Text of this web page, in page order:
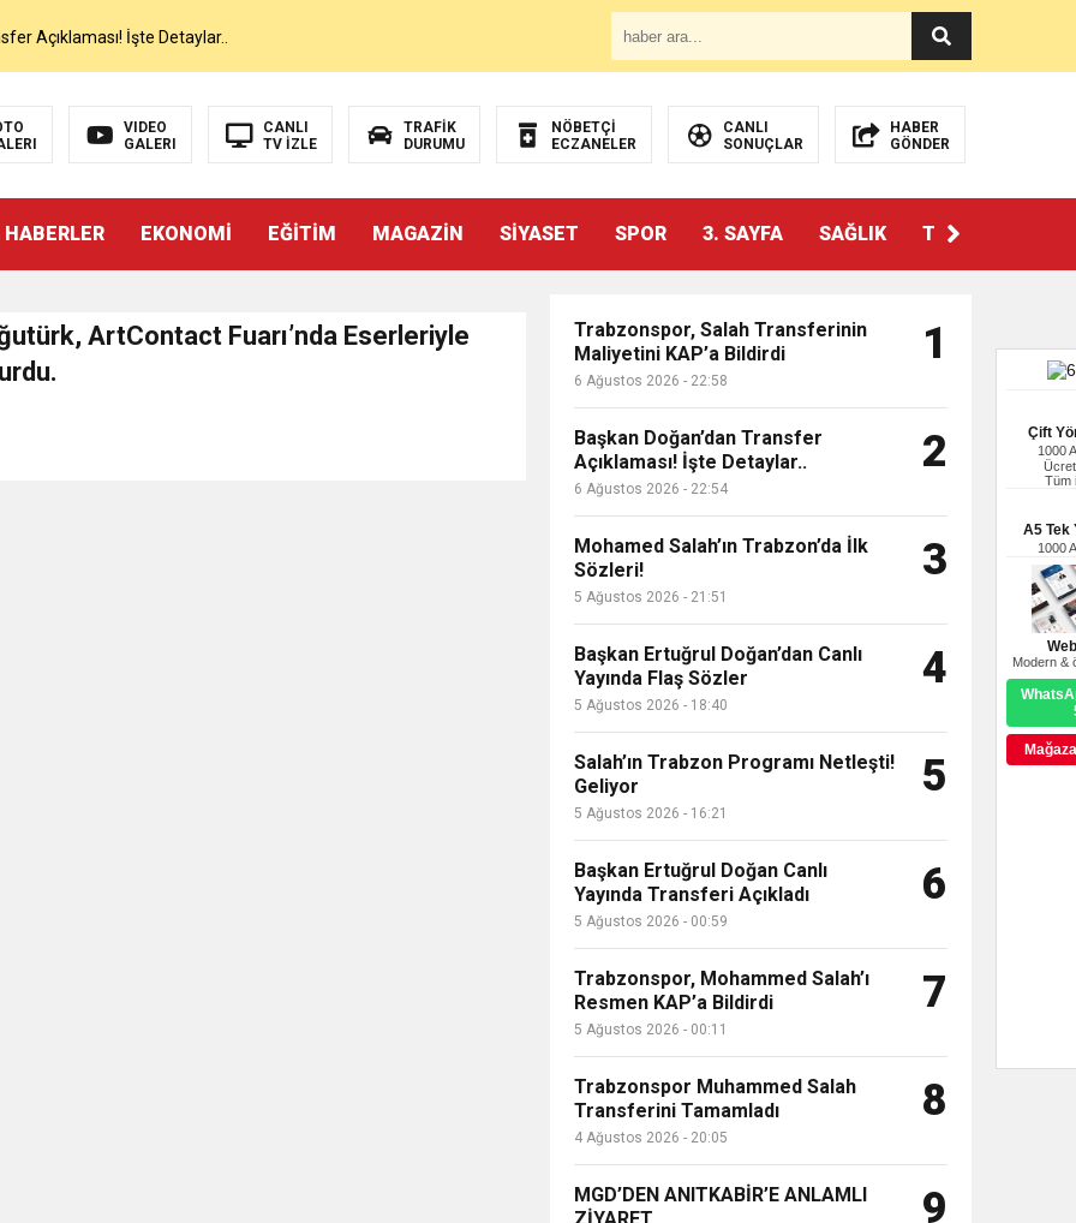
Çift
1000
Tüm
A5 Tek
1000
Modern &
Açıklaması! İşte Detaylar..
İlk Sözleri!
Yayında Transferi Açıkladı
VIDEO
GALERI
CANLI
TV İZLE
TRAFİK
DURUMU
NÖBETÇİ
ECZANELER
CANLI
SONUÇLAR
HABER
GÖNDER
HABERLER EKONOMİ EĞİTİM MAGAZİN SİYASET SPOR 3. SAYFA SAĞLIK TEKNOLOJİ
ArtContact Fuarı’nda Eserleriyle
Trabzonspor, Salah Transferinin
Maliyetini KAP’a Bildirdi
6 Ağustos 2026 - 22:58
1
Başkan Doğan’dan Transfer
Açıklaması! İşte Detaylar..
6 Ağustos 2026 - 22:54
2
Mohamed Salah’ın Trabzon’da İlk
Sözleri!
5 Ağustos 2026 - 21:51
3
Başkan Ertuğrul Doğan’dan Canlı
Yayında Flaş Sözler
5 Ağustos 2026 - 18:40
4
Salah’ın Trabzon Programı Netleşti!
Geliyor
5 Ağustos 2026 - 16:21
5
Başkan Ertuğrul Doğan Canlı
Yayında Transferi Açıkladı
5 Ağustos 2026 - 00:59
6
Trabzonspor, Mohammed Salah’ı
Resmen KAP’a Bildirdi
5 Ağustos 2026 - 00:11
7
Trabzonspor Muhammed Salah
Transferini Tamamladı
4 Ağustos 2026 - 20:05
8
MGD’DEN ANITKABİR’E ANLAMLI
9